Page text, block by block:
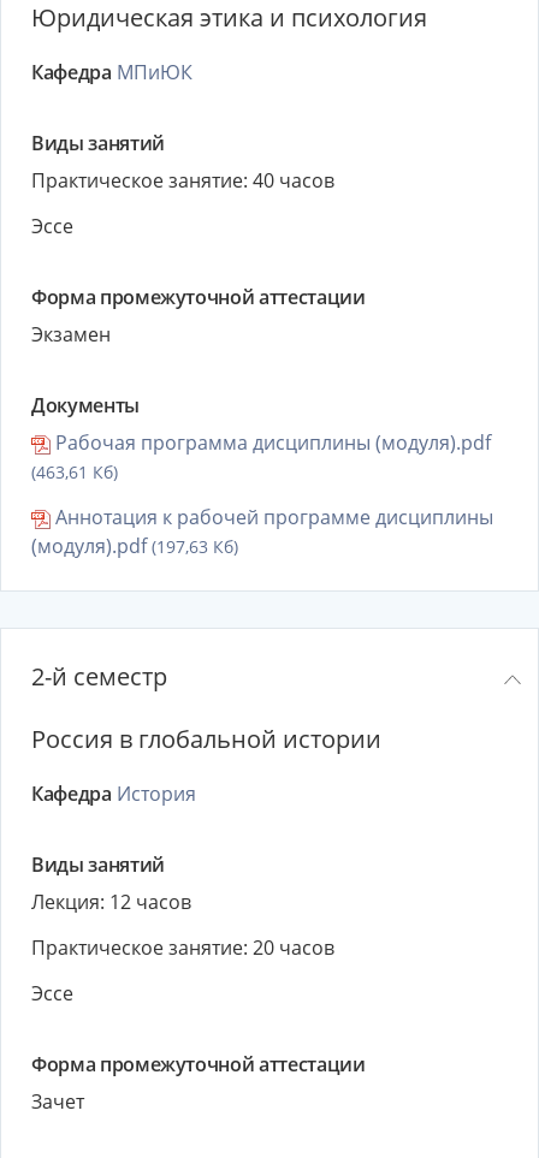
Юридическая этика и психология
Кафедра МПиЮК
Виды занятий
Практическое занятие: 40 часов
Эссе
Форма промежуточной аттестации
Экзамен
Документы
Рабочая программа дисциплины (модуля).pdf
(463,61 Кб)
Аннотация к рабочей программе дисциплины
(модуля).pdf(197,63 Кб)
2-й семестр
Россия в глобальной истории
Кафедра История
Виды занятий
Лекция: 12 часов
Практическое занятие: 20 часов
Эссе
Форма промежуточной аттестации
Зачет